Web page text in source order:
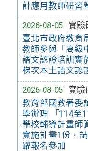
計應用教師研習
2026-08-05
實驗
臺北市政府教育
教師參與「高級
語文認證培訓實
梯次本土語文認
2026-08-05
實驗
教育部國教署委
學辦理 「114至
學校輔導計畫師
實施計畫1份，
躍報名參加